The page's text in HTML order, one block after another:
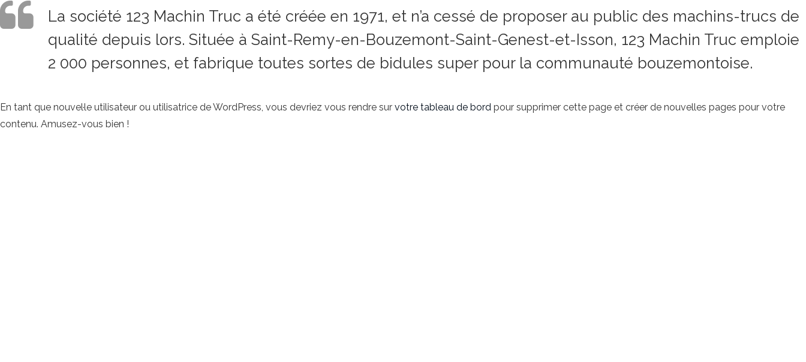
La société 123 Machin Truc a été créée en 1971, et n’a cessé de proposer au public des machins-trucs de
qualité depuis lors. Située à Saint-Remy-en-Bouzemont-Saint-Genest-et-Isson, 123 Machin Truc emploie
2 000 personnes, et fabrique toutes sortes de bidules super pour la communauté bouzemontoise.
En tant que nouvel·le utilisateur ou utilisatrice de WordPress, vous devriez vous rendre sur votre tableau de bord pour supprimer cette page et créer de nouvelles pages pour votre
contenu. Amusez-vous bien !